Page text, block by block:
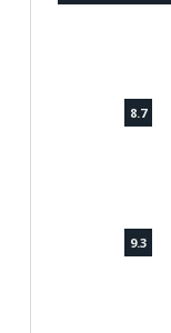
8.7
9.3